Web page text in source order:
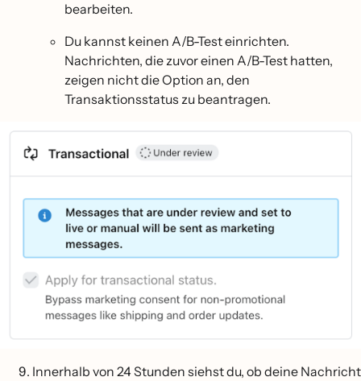
bearbeiten.
Du kannst keinen A/B-Test einrichten.
Nachrichten, die zuvor einen A/B-Test hatten,
zeigen nicht die Option an, den
Transaktionsstatus zu beantragen.
Innerhalb von 24 Stunden siehst du, ob deine Nachricht